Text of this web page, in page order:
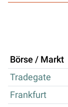
Börse / Markt
Tradegate
Frankfurt